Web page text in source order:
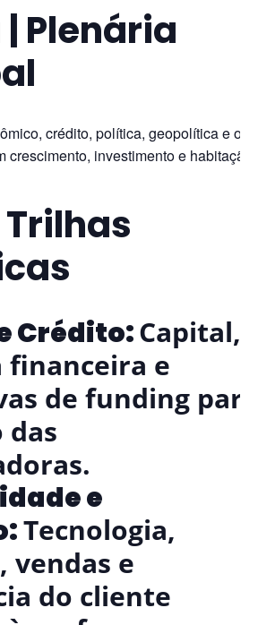
Plenária
crédito, política, geopolítica e os
crescimento, investimento e habitação
Crédito:Capital,
financeira e
de funding para
das
e
Tecnologia,
vendas e
do cliente